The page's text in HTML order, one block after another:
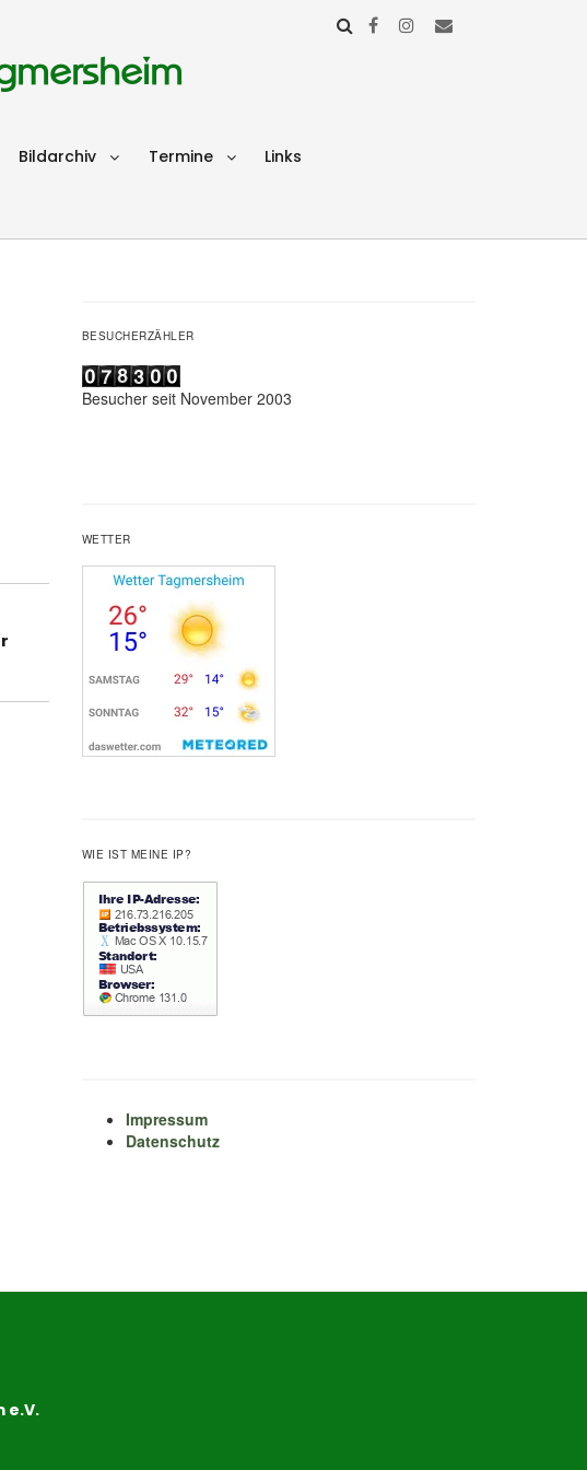
Bildarchiv Termine Links
BESUCHERZÄHLER
Besucher seit November 2003
WETTER
WIE IST MEINE IP?
Impressum
Datenschutz
e.V.